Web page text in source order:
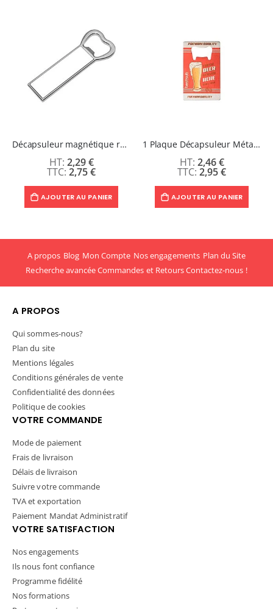
Décapsuleur magnétique rectangle - ZIPPY
2,75 €
2,29 €
AJOUTER AU PANIER
1 Plaque Décapsuleur Métal Format Carte de Crédit 5,3 x 8,5 cm - SONIC
2,95 €
2,46 €
AJOUTER AU PANIER
A propos Blog Mon Compte Nos engagements Plan du Site
Recherche avancéeCommandes et RetoursContactez-nous !
A PROPOS
Qui sommes-nous?
Plan du site
Mentions légales
Conditions générales de vente
Confidentialité des données
Politique de cookies
VOTRE COMMANDE
Mode de paiement
Frais de livraison
Délais de livraison
Suivre votre commande
TVA et exportation
Paiement Mandat Administratif
VOTRE SATISFACTION
Nos engagements
Ils nous font confiance
Programme fidélité
Nos formations